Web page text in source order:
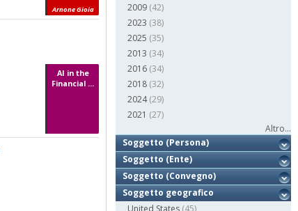
Arnone Gioia
AI in the
Financial ...
2009 (42)
2023 (38)
2025 (35)
2013 (34)
2016 (34)
2018 (32)
2024 (29)
2021 (27)
Altro...
Soggetto (Persona)
Soggetto (Ente)
Soggetto (Convegno)
Soggetto geografico